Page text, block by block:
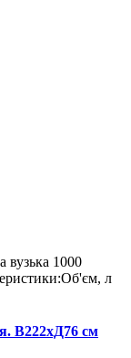
вузька 1000
л
В222хД76 см